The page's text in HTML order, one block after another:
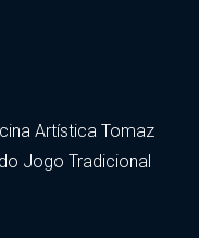
Artística Tomaz
Jogo Tradicional